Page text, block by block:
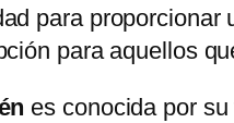
para
para aquellos
es conocida por